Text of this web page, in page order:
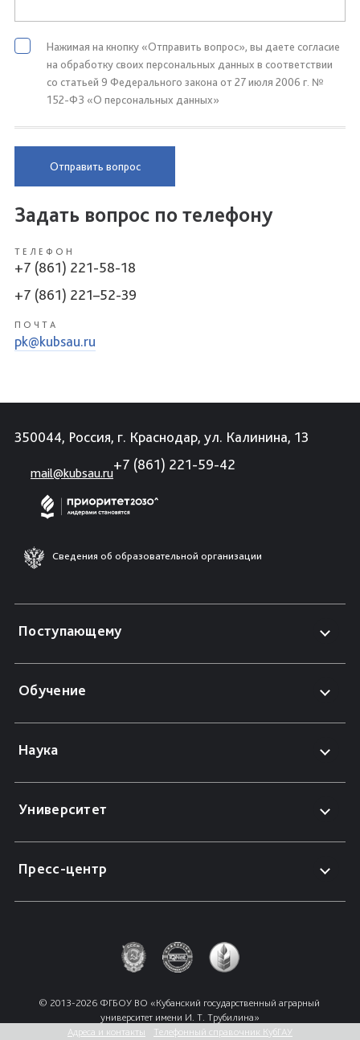
Нажимая на кнопку «Отправить вопрос», вы даете согласие
на обработку своих персональных данных в соответствии
со статьей 9 Федерального закона от 27 июля 2006 г. №
152-ФЗ «О персональных данных»
Отправить вопрос
Задать вопрос по телефону
ТЕЛЕФОН
+7 (861) 221-58-18
+7 (861) 221–52-39
ПОЧТА
pk@kubsau.ru
350044, Россия, г. Краснодар, ул. Калинина, 13
mail@kubsau.ru
+7 (861) 221-59-42
Сведения об образовательной организации
Поступающему
Обучение
Наука
Университет
Пресс-центр
© 2013-2026 ФГБОУ ВО «Кубанский государственный аграрный
университет имени И. Т. Трубилина»
Адреса и контакты
Телефонный справочник КубГАУ